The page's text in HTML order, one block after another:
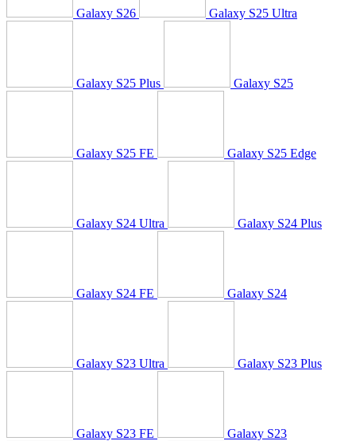
Galaxy S26 Galaxy S25 Ultra
Galaxy S25 Plus Galaxy S25
Galaxy S25 FE Galaxy S25 Edge
Galaxy S24 Ultra Galaxy S24 Plus
Galaxy S24 FE Galaxy S24
Galaxy S23 Ultra Galaxy S23 Plus
Galaxy S23 FE Galaxy S23